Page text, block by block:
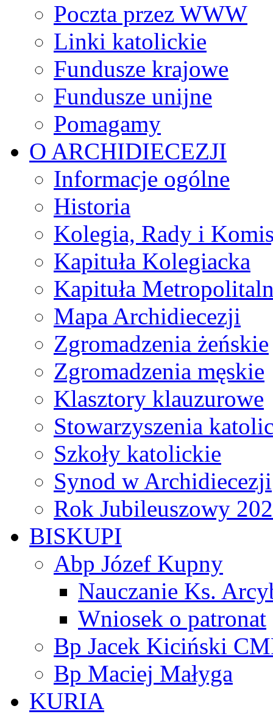
Poczta przez WWW
Linki katolickie
Fundusze krajowe
Fundusze unijne
Pomagamy
O ARCHIDIECEZJI
Informacje ogólne
Historia
Kolegia, Rady i
Kapituła Kolegiacka
Kapituła
Mapa Archidiecezji
Zgromadzenia żeńskie
Zgromadzenia męskie
Klasztory klauzurowe
Stowarzyszenia
Szkoły katolickie
Synod w Archidiecezji
Rok Jubileuszowy
BISKUPI
Abp Józef Kupny
Nauczanie Ks.
Wniosek o patronat
Bp Jacek Kiciński
Bp Maciej Małyga
KURIA